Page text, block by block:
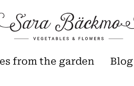
from the garden Blog